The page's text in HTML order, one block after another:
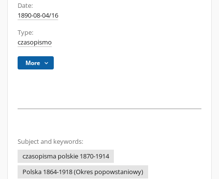
Date:
1890-08-04/16
Type:
czasopismo
More
Subject and keywords:
czasopisma polskie 1870-1914
Polska 1864-1918 (Okres popowstaniowy)